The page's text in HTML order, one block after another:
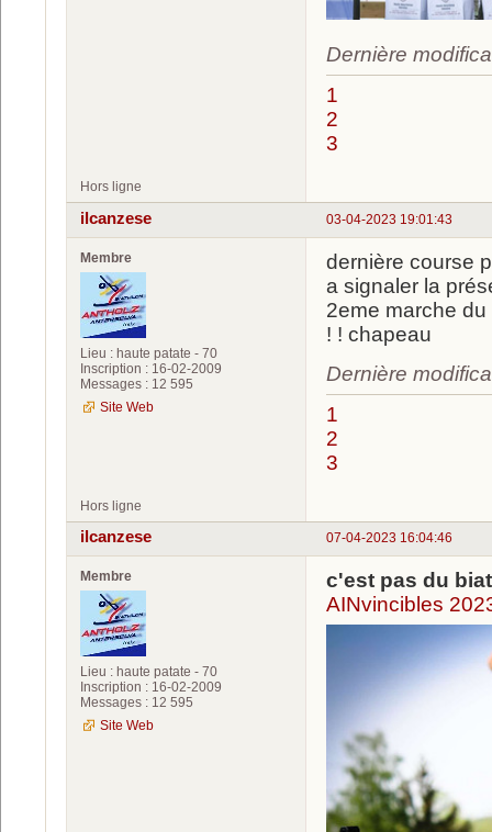
Dernière
1
2
3
Hors ligne
03-04-2023 19:01:43
ilcanzese
Membre
Lieu : haute patate - 70
Inscription : 16-02-2009
Messages : 12 595
Site Web
dernière course
a signaler la
2eme marche
! ! chapeau
Dernière
1
2
3
Hors ligne
07-04-2023 16:04:46
ilcanzese
Membre
Lieu : haute patate - 70
Inscription : 16-02-2009
Messages : 12 595
Site Web
c'est pas du
AINvincibles